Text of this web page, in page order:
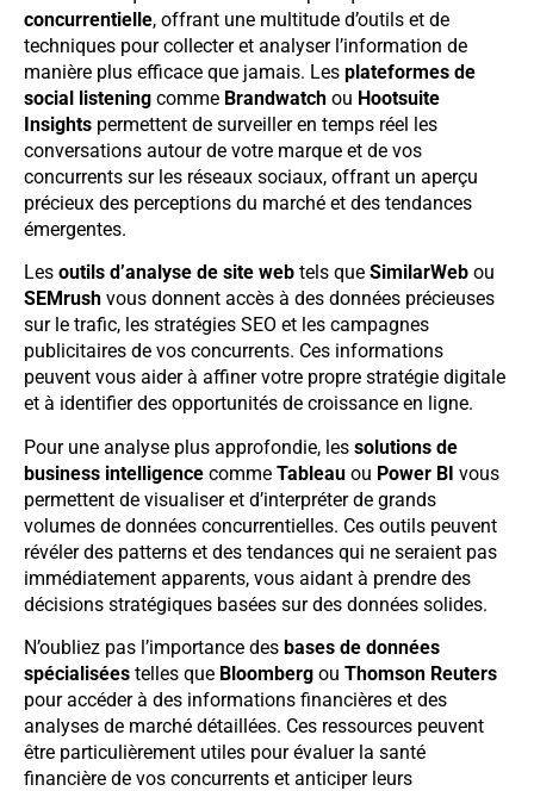
concurrentielle, offrant une multitude d’outils et de
techniques pour collecter et analyser l’information de
manière plus efficace que jamais. Les plateformes de
social listening comme Brandwatch ou Hootsuite
Insights permettent de surveiller en temps réel les
conversations autour de votre marque et de vos
concurrents sur les réseaux sociaux, offrant un aperçu
précieux des perceptions du marché et des tendances
émergentes.
Les outils d’analyse de site web tels que SimilarWeb ou
SEMrush vous donnent accès à des données précieuses
sur le trafic, les stratégies SEO et les campagnes
publicitaires de vos concurrents. Ces informations
peuvent vous aider à affiner votre propre stratégie digitale
et à identifier des opportunités de croissance en ligne.
Pour une analyse plus approfondie, les solutions de
business intelligence comme Tableau ou Power BI vous
permettent de visualiser et d’interpréter de grands
volumes de données concurrentielles. Ces outils peuvent
révéler des patterns et des tendances qui ne seraient pas
immédiatement apparents, vous aidant à prendre des
décisions stratégiques basées sur des données solides.
N’oubliez pas l’importance des bases de données
spécialisées telles que Bloomberg ou Thomson Reuters
pour accéder à des informations financières et des
analyses de marché détaillées. Ces ressources peuvent
être particulièrement utiles pour évaluer la santé
financière de vos concurrents et anticiper leurs